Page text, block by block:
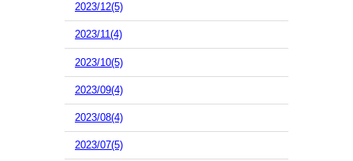
2023/12(5)
2023/11(4)
2023/10(5)
2023/09(4)
2023/08(4)
2023/07(5)